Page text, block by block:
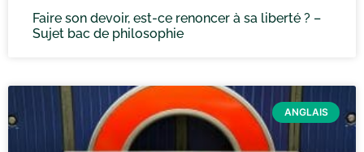
Faire son devoir, est-ce renoncer à sa liberté ? –
Sujet bac de philosophie
ANGLAIS